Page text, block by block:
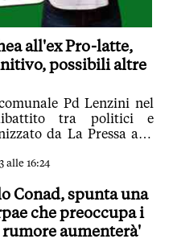
all'ex Pro-latte,
possibili altre
Pd Lenzini nel
tra politici e
da La Pressa alla
alle 16:24
Conad, spunta una
che preoccupa i
aumenterà'